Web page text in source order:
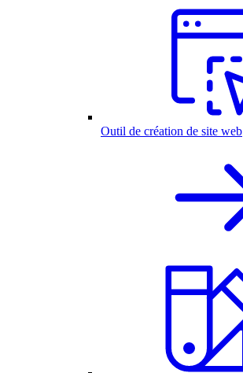
Outil de création de site web